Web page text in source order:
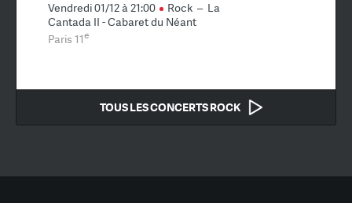
Vendredi 01/12 à 21:00 Rock – La
Cantada II - Cabaret du Néant
Paris 11e
TOUS LES CONCERTS ROCK